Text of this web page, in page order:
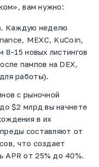
вам нужно:
Каждую неделю
MEXC, KuCoin,
15 новых листингов
пампов на DEX,
работы).
с рыночной
$2 млрд вы начнете
в их
составляют от
что создает
APR от 25% до 40%.